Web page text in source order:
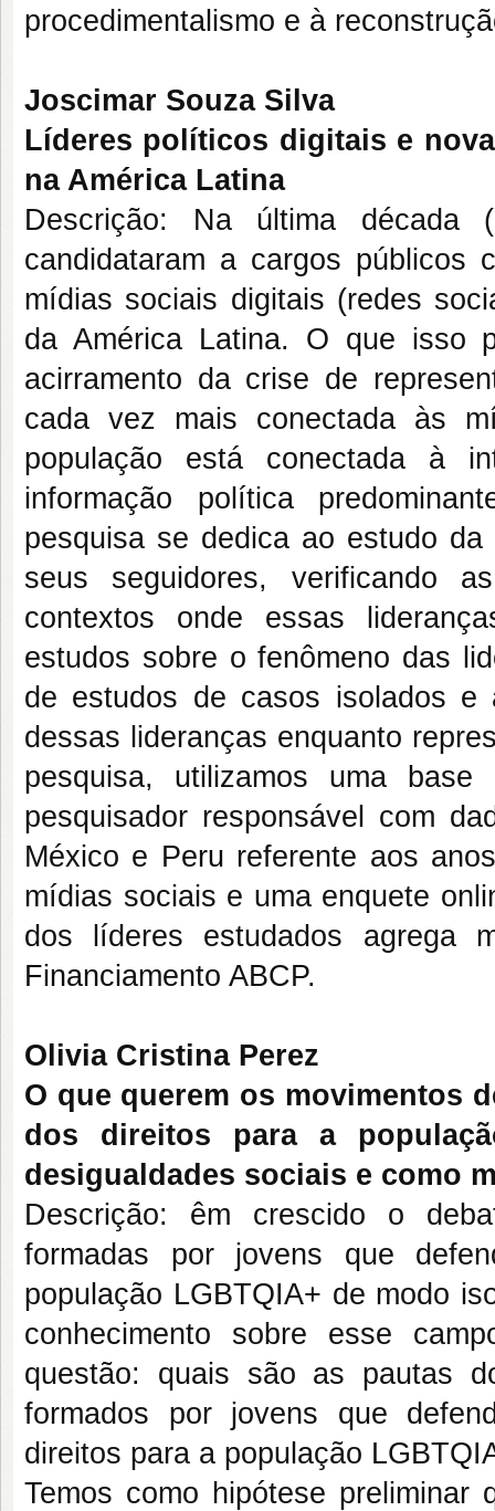
procedimentalismo e à
Joscimar Souza Silva
Líderes políticos digitais e
na América Latina
Descrição: Na última década
candidataram a cargos públicos
mídias sociais digitais (redes
da América Latina. O que isso
acirramento da crise de
cada vez mais conectada às
população está conectada à
informação política
pesquisa se dedica ao estudo
seus seguidores, verificando
contextos onde essas
estudos sobre o fenômeno das
de estudos de casos isolados e
dessas lideranças enquanto
pesquisa, utilizamos uma
pesquisador responsável com
México e Peru referente aos
mídias sociais e uma enquete
dos líderes estudados agrega
Financiamento ABCP.
Olivia Cristina Perez
O que querem os movimentos
dos direitos para a
desigualdades sociais e como
Descrição: êm crescido o
formadas por jovens que
população LGBTQIA+ de modo
conhecimento sobre esse
questão: quais são as pautas
formados por jovens que
direitos para a população
Temos como hipótese preliminar